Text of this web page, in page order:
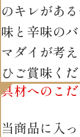
のキレがあ
味と辛味の
マダイが考
ひご賞味くだ
具材へのこ
当商品に入